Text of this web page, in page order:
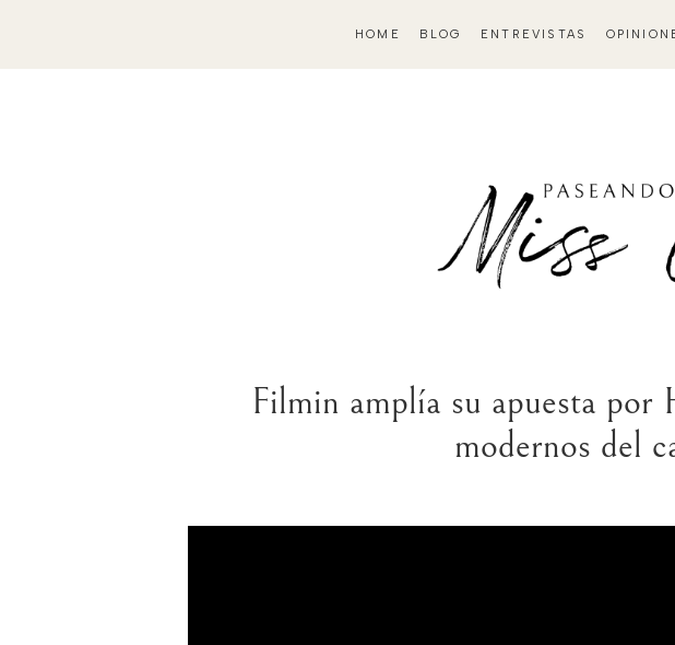
HOME BLOG ENTREVISTAS
Filmin amplía su apuesta por
modernos del